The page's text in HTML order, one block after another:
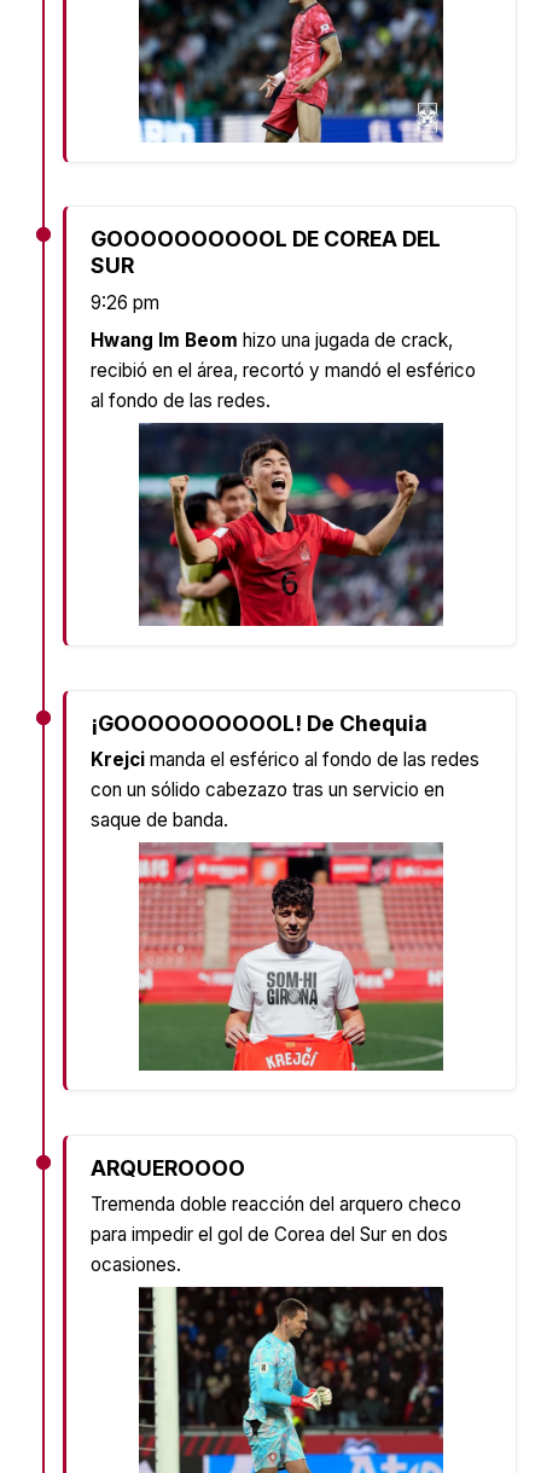
GOOOOOOOOOOL DE COREA DEL
SUR
9:26 pm
Hwang Im Beom hizo una jugada de crack,
recibió en el área, recortó y mandó el esférico
al fondo de las redes.
¡GOOOOOOOOOOL! De Chequia
Krejci manda el esférico al fondo de las redes
con un sólido cabezazo tras un servicio en
saque de banda.
ARQUEROOOO
Tremenda doble reacción del arquero checo
para impedir el gol de Corea del Sur en dos
ocasiones.